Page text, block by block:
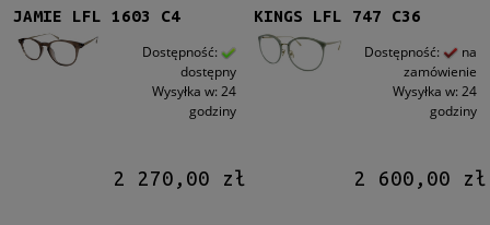
JAMIE LFL 1603 C4
Dostępność:
dostępny
Wysyłka w: 24
godziny
2 270,00 zł
KINGS LFL 747 C36
Dostępność:
na
zamówienie
Wysyłka w: 24
godziny
2 600,00 zł